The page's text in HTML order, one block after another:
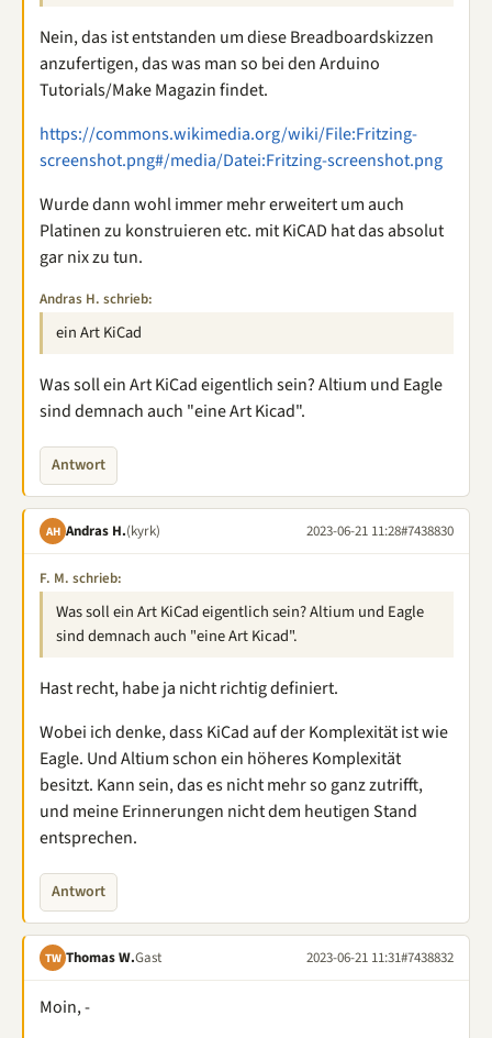
Nein, das ist entstanden um diese Breadboardskizzen
anzufertigen, das was man so bei den Arduino
Tutorials/Make Magazin findet.
https://commons.wikimedia.org/wiki/File:Fritzing-
screenshot.png#/media/Datei:Fritzing-screenshot.png
Wurde dann wohl immer mehr erweitert um auch
Platinen zu konstruieren etc. mit KiCAD hat das absolut
gar nix zu tun.
Andras H. schrieb:
ein Art KiCad
Was soll ein Art KiCad eigentlich sein? Altium und Eagle
sind demnach auch "eine Art Kicad".
Antwort
AH Andras H.(kyrk) 2023-06-21 11:28#7438830
F. M. schrieb:
Was soll ein Art KiCad eigentlich sein? Altium und Eagle
sind demnach auch "eine Art Kicad".
Hast recht, habe ja nicht richtig definiert.
Wobei ich denke, dass KiCad auf der Komplexität ist wie
Eagle. Und Altium schon ein höheres Komplexität
besitzt. Kann sein, das es nicht mehr so ganz zutrifft,
und meine Erinnerungen nicht dem heutigen Stand
entsprechen.
Antwort
TW Thomas W.Gast 2023-06-21 11:31#7438832
Moin, -